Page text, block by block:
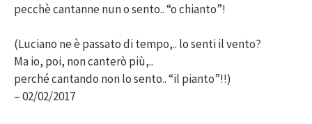
pecchè cantanne nun o sento.. “o chianto”!
(Luciano ne è passato di tempo,.. lo senti il vento?
Ma io, poi, non canterò più,..
perché cantando non lo sento.. “il pianto”!!)
– 02/02/2017